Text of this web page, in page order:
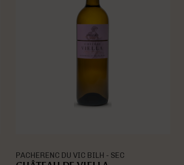
PACHERENC DU VIC BILH - DOUX